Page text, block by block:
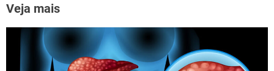
a
v
Veja mais